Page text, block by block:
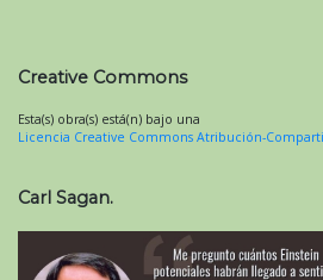
Creative Commons
Esta(s) obra(s) está(n) bajo una
Licencia Creative Commons Atribución-
Carl Sagan.